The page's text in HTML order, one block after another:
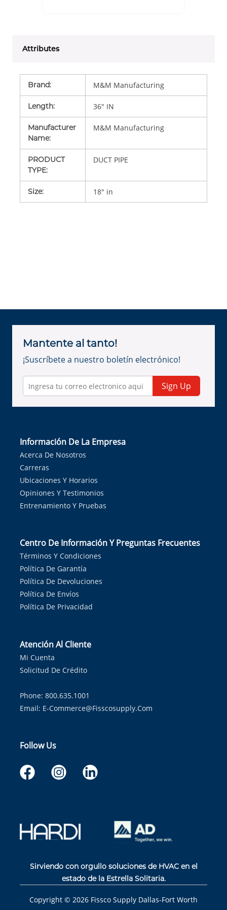
Attributes
Brand: M&M Manufacturing
Length: 36" IN
Manufacturer
Name:
M&M Manufacturing
PRODUCT
TYPE:
DUCT PIPE
Size: 18" in
Mantente al tanto!
¡Suscríbete a nuestro boletín electrónico!
Sign Up
Información De La Empresa
Acerca De Nosotros
Carreras
Ubicaciones Y Horarios
Opiniones Y Testimonios
Entrenamiento Y Pruebas
Centro De Información Y Preguntas Frecuentes
Términos Y Condiciones
Política De Garantía
Política De Devoluciones
Política De Envíos
Política De Privacidad
Atención Al Cliente
Mi Cuenta
Solicitud De Crédito
Phone: 800.635.1001
Email: E-Commerce@fisscosupply.com
Follow Us
Sirviendo con orgullo soluciones de HVAC en el
estado de la Estrella Solitaria.
Copyright © 2026 Fissco Supply Dallas-Fort Worth